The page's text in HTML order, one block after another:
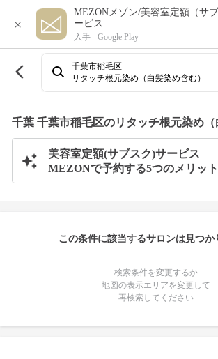
×
MEZONメゾン/美容室定額（サ
ービス
入手 - Google Play
千葉市稲毛区
リタッチ根元染め（白髪染め含む）
千葉 千葉市稲毛区のリタッチ根元染め（
美容室定額(サブスク)サービス
MEZONで予約する5つのメリット
この条件に該当するサロンは見つか
検索条件を変更するか
地図の表示エリアを変更して
再検索してください